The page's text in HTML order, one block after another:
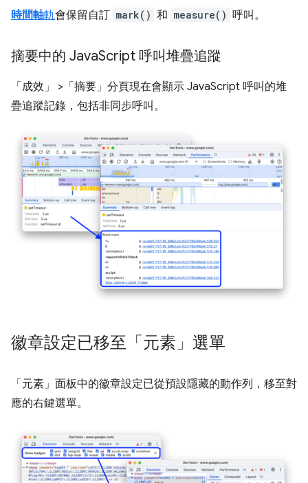
時間軸軌會保留自訂 mark() 和 measure() 呼叫。
摘要中的 JavaScript 呼叫堆疊追蹤
「成效」 >「摘要」 分頁現在會顯示 JavaScript 呼叫的堆
疊追蹤記錄，包括非同步呼叫。
徽章設定已移至「元素」選單
「元素」 面板中的徽章設定已從預設隱藏的動作列，移至對
應的右鍵選單。